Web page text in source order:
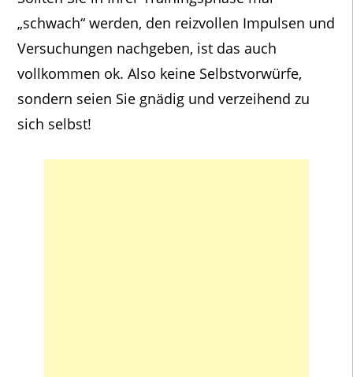
„schwach“ werden, den reizvollen Impulsen und
Versuchungen nachgeben, ist das auch
vollkommen ok. Also keine Selbstvorwürfe,
sondern seien Sie gnädig und verzeihend zu
sich selbst!